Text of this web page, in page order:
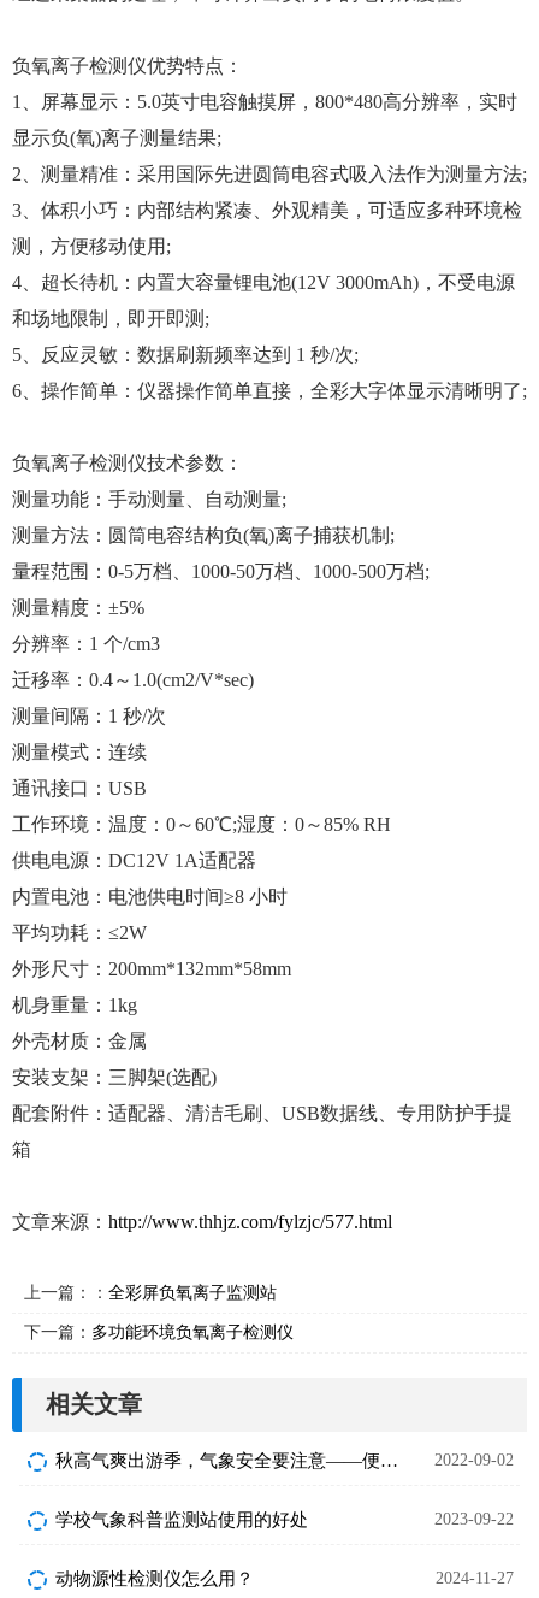
负氧离子检测仪优势特点：
1、屏幕显示：5.0英寸电容触摸屏，800*480高分辨率，实时
显示负(氧)离子测量结果;
2、测量精准：采用国际先进圆筒电容式吸入法作为测量方法;
3、体积小巧：内部结构紧凑、外观精美，可适应多种环境检
测，方便移动使用;
4、超长待机：内置大容量锂电池(12V 3000mAh)，不受电源
和场地限制，即开即测;
5、反应灵敏：数据刷新频率达到 1 秒/次;
6、操作简单：仪器操作简单直接，全彩大字体显示清晰明了;
负氧离子检测仪技术参数：
测量功能：手动测量、自动测量;
测量方法：圆筒电容结构负(氧)离子捕获机制;
量程范围：0-5万档、1000-50万档、1000-500万档;
测量精度：±5%
分辨率：1 个/cm3
迁移率：0.4～1.0(cm2/V*sec)
测量间隔：1 秒/次
测量模式：连续
通讯接口：USB
工作环境：温度：0～60℃;湿度：0～85% RH
供电电源：DC12V 1A适配器
内置电池：电池供电时间≥8 小时
平均功耗：≤2W
外形尺寸：200mm*132mm*58mm
机身重量：1kg
外壳材质：金属
安装支架：三脚架(选配)
配套附件：适配器、清洁毛刷、USB数据线、专用防护手提
箱
文章来源： http://www.thhjz.com/fylzjc/577.html
上一篇：： 全彩屏负氧离子监测站
下一篇： 多功能环境负氧离子检测仪
相关文章
秋高气爽出游季，气象安全要注意——便携式车载气象站推荐 2022-09-02
学校气象科普监测站使用的好处 2023-09-22
动物源性检测仪怎么用？ 2024-11-27